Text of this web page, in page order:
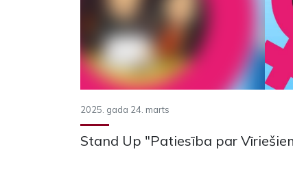
2025. gada 24. marts
Stand Up "Patiesība par